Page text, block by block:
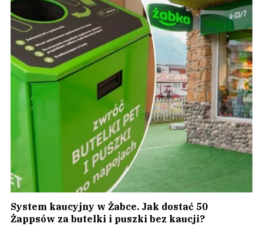
System kaucyjny w Żabce. Jak dostać 50
Żappsów za butelki i puszki bez kaucji?